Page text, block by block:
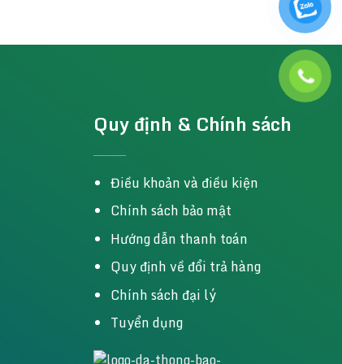
Quy định & Chính sách
Điều khoản và điều kiện
Chính sách bảo mật
Hướng dẫn thanh toán
Quy định về đổi trả hàng
Chính sách đại lý
Tuyển dụng